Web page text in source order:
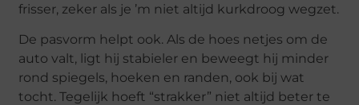
frisser, zeker als je ’m niet altijd kurkdroog wegzet.
De pasvorm helpt ook. Als de hoes netjes om de
auto valt, ligt hij stabieler en beweegt hij minder
rond spiegels, hoeken en randen, ook bij wat
tocht. Tegelijk hoeft “strakker” niet altijd beter te